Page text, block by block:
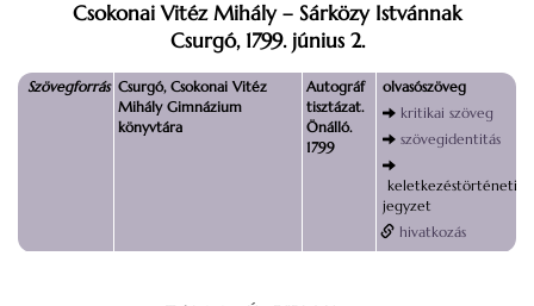
Csokonai Vitéz Mihály – Sárközy Istvánnak
Csurgó, 1799. június 2.
Szövegforrás Csurgó, Csokonai Vitéz
Mihály Gimnázium
könyvtára
Autográf
tisztázat.
Önálló.
1799
olvasószöveg
kritikai szöveg
szövegidentitás
keletkezéstörténeti
jegyzet
hivatkozás